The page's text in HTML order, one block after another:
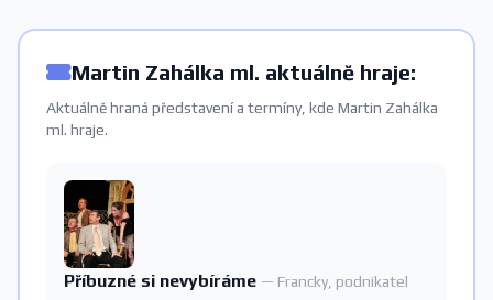
Martin Zahálka ml. aktuálně hraje:
Aktuálně hraná představení a termíny, kde Martin Zahálka
ml. hraje.
Příbuzné si nevybíráme — Francky, podnikatel